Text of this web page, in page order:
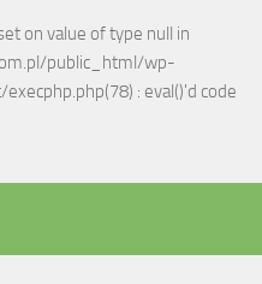
on value of type null in
public_html/wp-
: eval()'d code